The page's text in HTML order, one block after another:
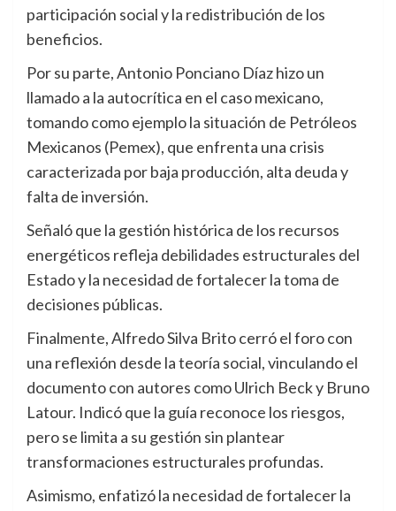
participación social y la redistribución de los
beneficios.
Por su parte, Antonio Ponciano Díaz hizo un
llamado a la autocrítica en el caso mexicano,
tomando como ejemplo la situación de Petróleos
Mexicanos (Pemex), que enfrenta una crisis
caracterizada por baja producción, alta deuda y
falta de inversión.
Señaló que la gestión histórica de los recursos
energéticos refleja debilidades estructurales del
Estado y la necesidad de fortalecer la toma de
decisiones públicas.
Finalmente, Alfredo Silva Brito cerró el foro con
una reflexión desde la teoría social, vinculando el
documento con autores como Ulrich Beck y Bruno
Latour. Indicó que la guía reconoce los riesgos,
pero se limita a su gestión sin plantear
transformaciones estructurales profundas.
Asimismo, enfatizó la necesidad de fortalecer la